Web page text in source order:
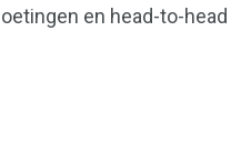
en head-to-head